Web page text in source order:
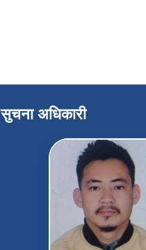
सुचना अधिकारी